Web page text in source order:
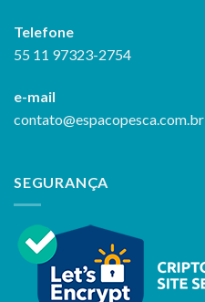
Telefone
55 11 97323-2754
e-mail
contato@espacopesca.com.br
SEGURANÇA